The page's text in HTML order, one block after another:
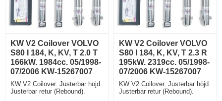
KW V2 Coilover VOLVO
S80 I 184, K, KV, T 2.0 T
166kW. 1984cc. 05/1998-
07/2006 KW-15267007
KW V2 Coilover. Justerbar höjd.
Justerbar retur (Rebound).
KW V2 Coilover VOLVO
S80 I 184, K, KV, T 2.3 R
195kW. 2319cc. 05/1998-
07/2006 KW-15267007
KW V2 Coilover. Justerbar höjd.
Justerbar retur (Rebound).